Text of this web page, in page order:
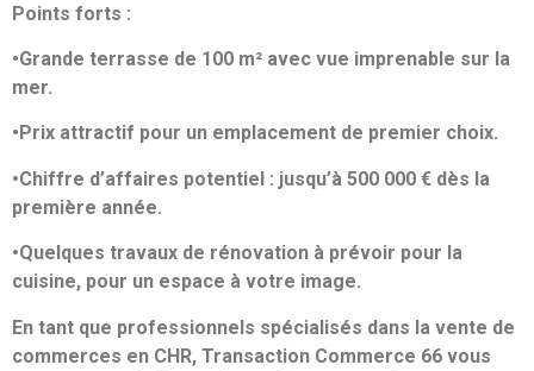
Points forts :
•Grande terrasse de 100 m² avec vue imprenable sur la
mer.
•Prix attractif pour un emplacement de premier choix.
•Chiffre d’affaires potentiel : jusqu’à 500 000 € dès la
première année.
•Quelques travaux de rénovation à prévoir pour la
cuisine, pour un espace à votre image.
En tant que professionnels spécialisés dans la vente de
commerces en CHR, Transaction Commerce 66 vous